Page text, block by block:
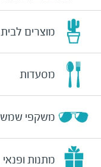
מוצרים לבית
מסעדות
משקפי שמש
מתנות ופנאי